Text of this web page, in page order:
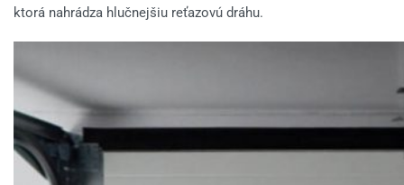
ktorá nahrádza hlučnejšiu reťazovú dráhu.